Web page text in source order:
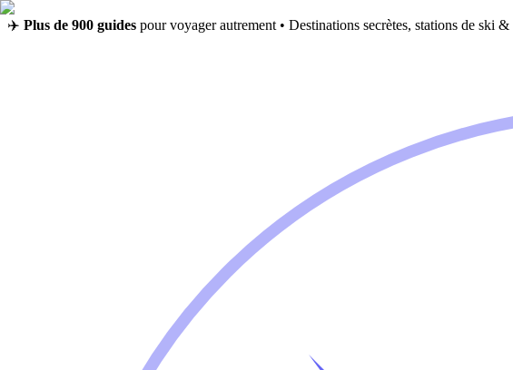
✈️ Plus de 900 guides pour voyager autrement • Destinations secrètes, stations de ski